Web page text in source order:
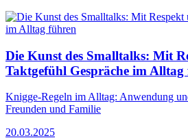
Die Kunst des Smalltalks: Mit
Taktgefühl Gespräche im Alltag
Knigge-Regeln im Alltag: Anwendung
Freunden und Familie
20.03.2025